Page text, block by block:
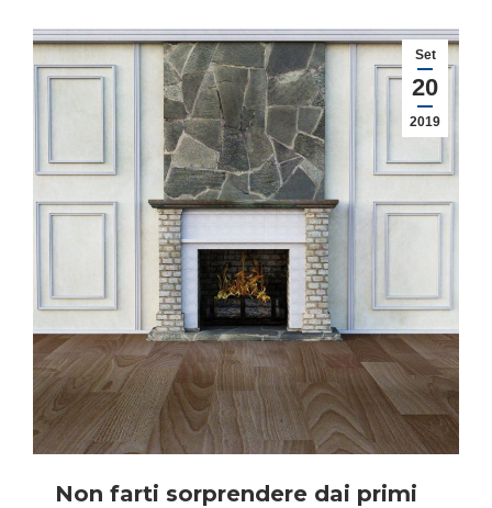
Set
20
2019
Non farti sorprendere dai primi